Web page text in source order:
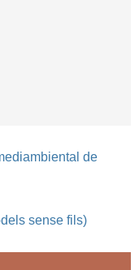
de
sense fils)